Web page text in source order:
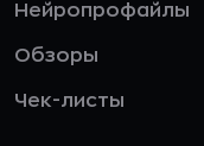
Нейропрофайлы
Обзоры
Чек-листы